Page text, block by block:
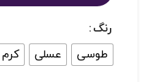
رنگ
طوسی
عسلی کرم